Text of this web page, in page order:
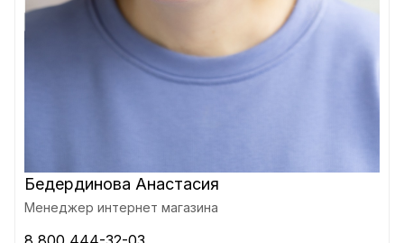
Бедердинова Анастасия
Менеджер интернет магазина